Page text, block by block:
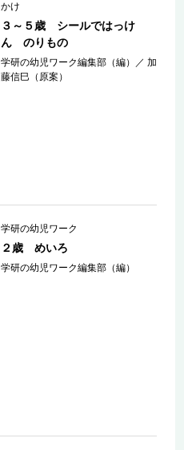
かけ
３～５歳 シールではっけ
ん のりもの
学研の幼児ワーク編集部（編） ／加
藤信巳（原案）
学研の幼児ワーク
２歳 めいろ
学研の幼児ワーク編集部（編）